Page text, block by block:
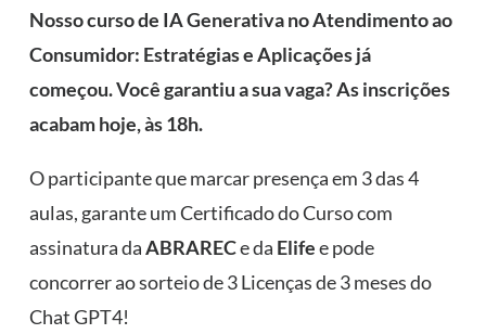
Nosso curso de IA Generativa no Atendimento ao
Consumidor: Estratégias e Aplicações já
começou. Você garantiu a sua vaga? As inscrições
acabam hoje, às 18h.
O participante que marcar presença em 3 das 4
aulas, garante um Certificado do Curso com
assinatura daABRARECe da Elifee pode
concorrer ao sorteio de 3 Licenças de 3 meses do
Chat GPT4!